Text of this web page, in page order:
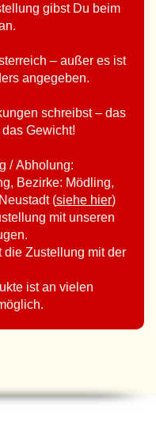
gibst Du beim
– außer es ist
angegeben.
schreibst – das
Gewicht!
/ Abholung:
Bezirke: Mödling,
(siehe hier)
mit unseren
die Zustellung mit der
ist an vielen